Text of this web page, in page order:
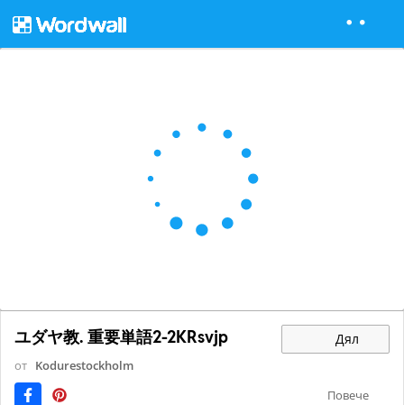
ユダヤ教. 重要単語2-2KRsvjp Дял
от Kodurestockholm
Повече